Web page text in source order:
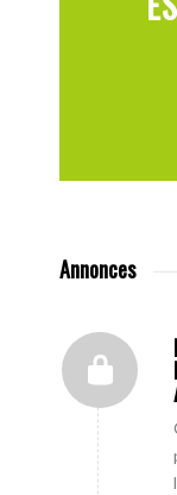
Annonces